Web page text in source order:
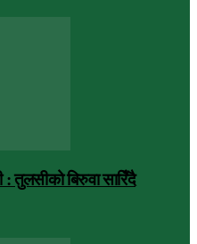
तुलसीको बिरुवा सारिँदै